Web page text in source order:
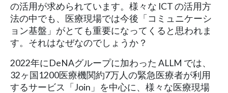
の活用が求められています。様々な ICT の活用方
法の中でも、医療現場では今後「コミュニケーシ
ョン基盤」がとても重要になってくると思われま
す。それはなぜなのでしょうか？
2022年にDeNAグループに加わった ALLM では、
32ヶ国1200医療機関約7万人の緊急医療者が利用
するサービス「Join」を中心に、様々な医療現場